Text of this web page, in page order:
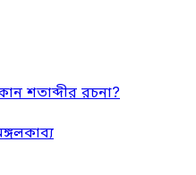
শতাব্দীর রচনা?